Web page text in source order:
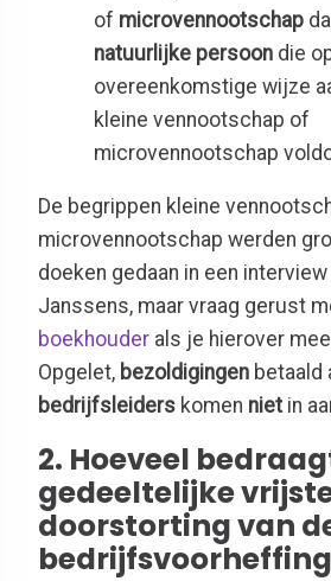
of microvennootschap
natuurlijke persoon die
overeenkomstige wijze
kleine vennootschap of
microvennootschap
De begrippen kleine
microvennootschap werden
doeken gedaan in een
Janssens, maar vraag gerust
boekhouder als je hierover
Opgelet, bezoldigingen betaald
bedrijfsleiders komen niet in
2. Hoeveel
gedeeltelijke
doorstorting van